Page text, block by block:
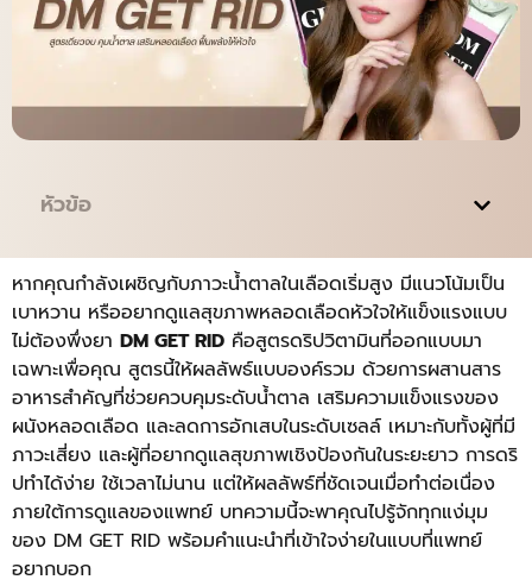
หัวข้อ
หากคุณกำลังเผชิญกับภาวะน้ำตาลในเลือดเริ่มสูง มีแนวโน้มเป็น
เบาหวาน หรืออยากดูแลสุขภาพหลอดเลือดหัวใจให้แข็งแรงแบบ
ไม่ต้องพึ่งยา DM GET RID คือสูตรดริปวิตามินที่ออกแบบมา
เฉพาะเพื่อคุณ สูตรนี้ให้ผลลัพธ์แบบองค์รวม ด้วยการผสานสาร
อาหารสำคัญที่ช่วยควบคุมระดับน้ำตาล เสริมความแข็งแรงของ
ผนังหลอดเลือด และลดการอักเสบในระดับเซลล์ เหมาะกับทั้งผู้ที่มี
ภาวะเสี่ยง และผู้ที่อยากดูแลสุขภาพเชิงป้องกันในระยะยาว การดริ
ปทำได้ง่าย ใช้เวลาไม่นาน แต่ให้ผลลัพธ์ที่ชัดเจนเมื่อทำต่อเนื่อง
ภายใต้การดูแลของแพทย์ บทความนี้จะพาคุณไปรู้จักทุกแง่มุม
ของ DM GET RID พร้อมคำแนะนำที่เข้าใจง่ายในแบบที่แพทย์
อยากบอก